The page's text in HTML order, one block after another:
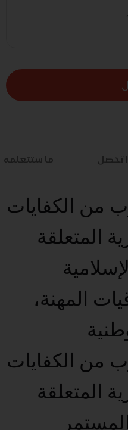
تحصل ما ستتعلمه
من الكفايات
المتعلقة
المهنة،
من الكفايات
المتعلقة